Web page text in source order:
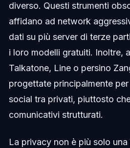
diverso. Questi strumenti
affidano ad network
dati su più server di terze
i loro modelli gratuiti. Inoltre,
Talkatone, Line o persino
progettate principalmente
social tra privati, piuttosto
comunicativi strutturati.
La privacy non è più solo